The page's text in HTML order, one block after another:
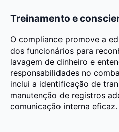
Treinamento e
O compliance promove a
dos funcionários para
lavagem de dinheiro e
responsabilidades no
inclui a identificação de
manutenção de registros
comunicação interna eficaz.